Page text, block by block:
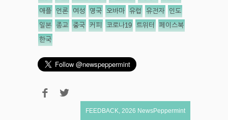
애플 언론 여성 영국 오바마 유럽 유전자 인도
일본 종교 중국 커피 코로나19 트위터 페이스북
한국
FEEDBACK 2026 NewsPeppermint